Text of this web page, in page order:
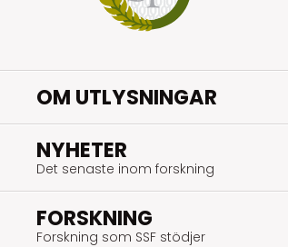
OM UTLYSNINGAR
NYHETER
Det senaste inom forskning
FORSKNING
Forskning som SSF stödjer